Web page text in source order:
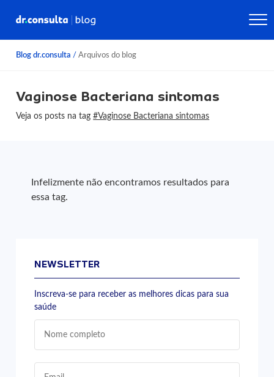
Blog dr.consulta / Arquivos do blog
Vaginose Bacteriana sintomas
Veja os posts na tag#Vaginose Bacteriana sintomas
Infelizmente não encontramos resultados para
essa tag.
NEWSLETTER
Inscreva-se para receber as melhores dicas para sua
saúde